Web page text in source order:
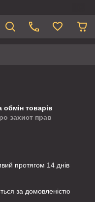
обмін товарів
захист прав
протягом 14 днів
за домовленістю